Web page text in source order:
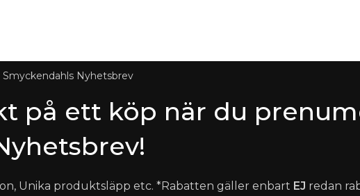
Smyckendahls Nyhetsbrev
på ett köp när du
Unika produktsläpp etc. *Rabatten gäller enbart EJ redan